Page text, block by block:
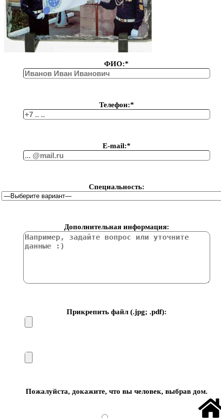
ФИО:*
Телефон:*
Е-mail:*
Специальность:
Дополнительная информация:
Прикрепить файл (.jpg; .pdf):
Пожалуйста, докажите, что вы человек, выбравдом.